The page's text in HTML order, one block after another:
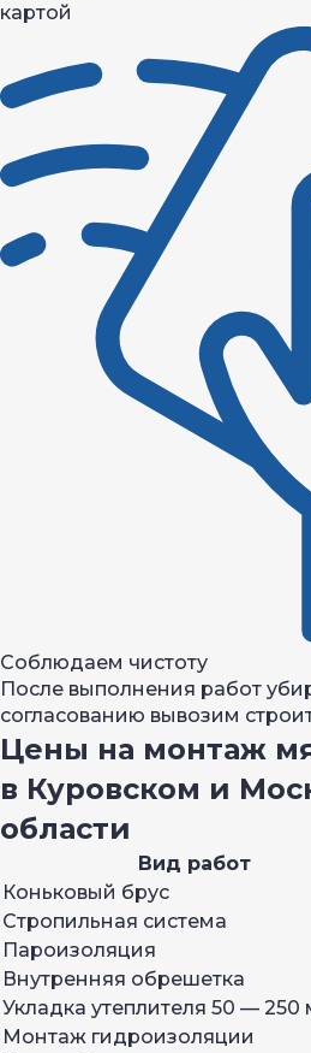
картой
Соблюдаем чистоту
После выполнения работ
согласованию вывозим
Цены на монтаж
в Куровском и
области
Вид работ
Коньковый брус
Стропильная система
Пароизоляция
Внутренняя обрешетка
Укладка утеплителя 50 — 250
Монтаж гидроизоляции